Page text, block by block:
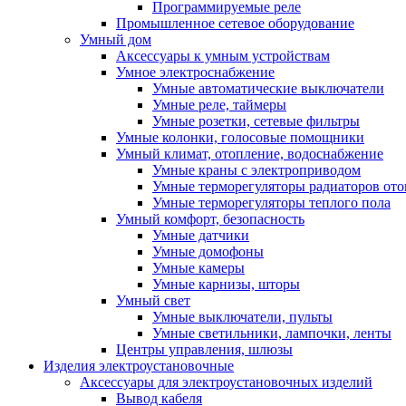
Программируемые реле
Промышленное сетевое оборудование
Умный дом
Аксессуары к умным устройствам
Умное электроснабжение
Умные автоматические выключатели
Умные реле, таймеры
Умные розетки, сетевые фильтры
Умные колонки, голосовые помощники
Умный климат, отопление, водоснабжение
Умные краны с электроприводом
Умные терморегуляторы радиаторов
Умные терморегуляторы теплого пола
Умный комфорт, безопасность
Умные датчики
Умные домофоны
Умные камеры
Умные карнизы, шторы
Умный свет
Умные выключатели, пульты
Умные светильники, лампочки, ленты
Центры управления, шлюзы
Изделия электроустановочные
Аксессуары для электроустановочных изделий
Вывод кабеля